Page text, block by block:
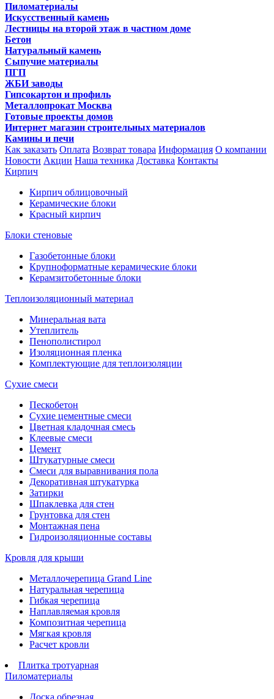
Пиломатериалы
Искусственный камень
Лестницы на второй этаж в частном доме
Бетон
Натуральный камень
Сыпучие материалы
ПГП
ЖБИ заводы
Гипсокартон и профиль
Металлопрокат Москва
Готовые проекты домов
Интернет магазин строительных материалов
Камины и печи
Как заказать Оплата Возврат товара Информация О компании
Новости Акции Наша техника Доставка Контакты
Кирпич
Кирпич облицовочный
Керамические блоки
Красный кирпич
Блоки стеновые
Газобетонные блоки
Крупноформатные керамические блоки
Керамзитобетонные блоки
Теплоизоляционный материал
Минеральная вата
Утеплитель
Пенополистирол
Изоляционная пленка
Комплектующие для теплоизоляции
Сухие смеси
Пескобетон
Сухие цементные смеси
Цветная кладочная смесь
Клеевые смеси
Цемент
Штукатурные смеси
Смеси для выравнивания пола
Декоративная штукатурка
Затирки
Шпаклевка для стен
Грунтовка для стен
Монтажная пена
Гидроизоляционные составы
Кровля для крыши
Металлочерепица Grand Line
Натуральная черепица
Гибкая черепица
Наплавляемая кровля
Композитная черепица
Мягкая кровля
Расчет кровли
Плитка тротуарная
Пиломатериалы